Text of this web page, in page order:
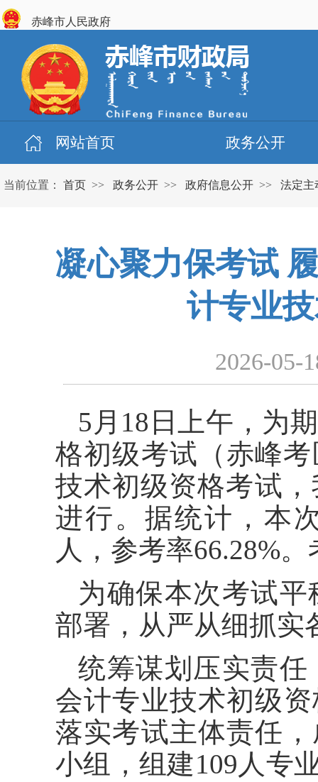
赤峰市人民政府
网站首页 政务公开
当前位置： 首页 >> 政务公开 >> 政府信息公开 >> 法定主
凝心聚力保考试
计专业
2026-05-
5月18日上午，为
格初级考试（赤峰
技术初级资格考试
进行。据统计，本
人，参考率66.28%
为确保本次考试
部署，从严从细抓实
统筹谋划压实责任
会计专业技术初级
落实考试主体责任
小组，组建109人专